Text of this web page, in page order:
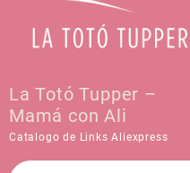
La Totó Tupper –
Mamá con Ali
Catalogo de Links Aliexpress